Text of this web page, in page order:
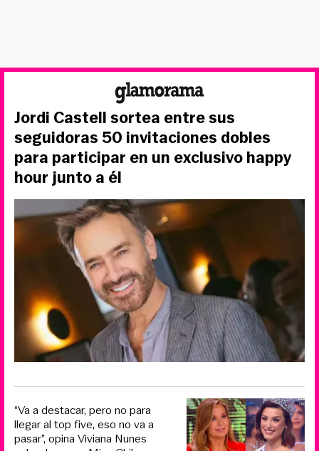
Jordi Castell sortea entre sus
seguidoras 50 invitaciones dobles
para participar en un exclusivo happy
hour junto a él
“Va a destacar, pero no para
llegar al top five, eso no va a
pasar”, opina Viviana Nunes